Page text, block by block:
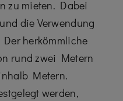
zu mieten. Dabei
die Verwendung
herkömmliche
rund zwei Metern
Metern.
werden,